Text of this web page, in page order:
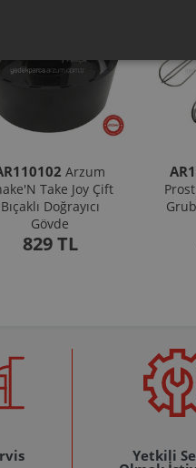
Arzum
Take Joy Çift
Bıçaklı Doğrayıcı
Gövde
829 TL
Yetkili